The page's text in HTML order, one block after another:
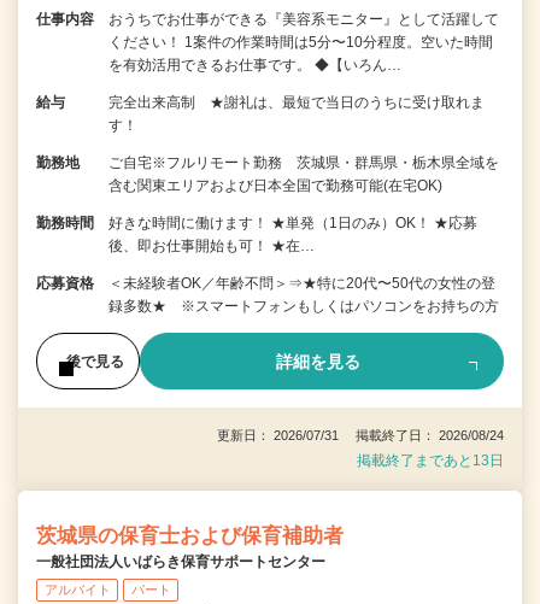
仕事内容
おうちでお仕事ができる『美容系モニター』として活躍して
ください！ 1案件の作業時間は5分〜10分程度。空いた時間
を有効活用できるお仕事です。 ◆【いろん…
給与
完全出来高制 ★謝礼は、最短で当日のうちに受け取れま
す！
勤務地
ご自宅※フルリモート勤務 茨城県・群馬県・栃木県全域を
含む関東エリアおよび日本全国で勤務可能(在宅OK)
勤務時間
好きな時間に働けます！ ★単発（1日のみ）OK！ ★応募
後、即お仕事開始も可！ ★在…
応募資格
＜未経験者OK／年齢不問＞⇒★特に20代〜50代の女性の登
録多数★ ※スマートフォンもしくはパソコンをお持ちの方
後で見る 詳細を見る
更新日： 2026/07/31 掲載終了日： 2026/08/24
掲載終了まであと13日
茨城県の保育士および保育補助者
一般社団法人いばらき保育サポートセンター
アルバイト パート